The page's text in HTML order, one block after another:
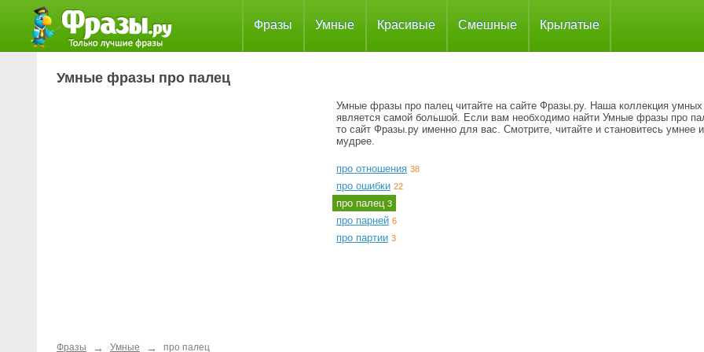
Фразы Умные Красивые Смешные Крылатые
Умные фразы про палец
Умные фразы про палец читайте на сайте Фразы.ру. Наша коллекция
является самой большой. Если вам необходимо найти Умные фразы про
то сайт Фразы.ру именно для вас. Смотрите, читайте и становитесь умнее и
мудрее.
про отношения 38
про ошибки 22
про палец 3
про парней 6
про партии 3
Фразы → Умные → про палец